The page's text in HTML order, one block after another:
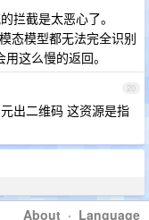
拦截是太恶心了。
态模型都无法完全识别
这么慢的返回。
20
出二维码 这资源是指
About · Language